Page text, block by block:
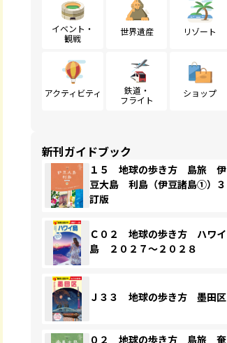
イベント・
観戦
世界遺産 リゾート
アクティビティ
鉄道・
フライト
ショップ
新刊ガイドブック
１５ 地球の歩き方 島旅 伊
豆大島 利島（伊豆諸島①）３
訂版
Ｃ０２ 地球の歩き方 ハワイ
島 ２０２７～２０２８
Ｊ３３ 地球の歩き方 墨田区
０２ 地球の歩き方 島旅 奄